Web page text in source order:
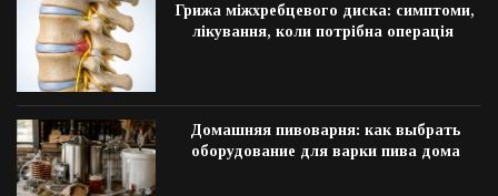
Грижа міжхребцевого диска: симптоми,
лікування, коли потрібна операція
Домашняя пивоварня: как выбрать
оборудование для варки пива дома